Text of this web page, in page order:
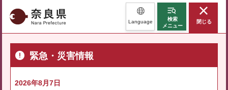
奈良県 Language
検索
メニュー
閉じる
緊急・災害情報
2026年8月7日